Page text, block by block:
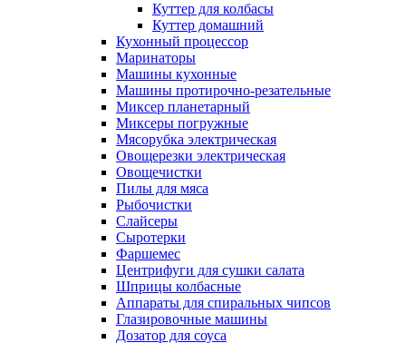
Куттер для колбасы
Куттер домашний
Кухонный процессор
Маринаторы
Машины кухонные
Машины протирочно-резательные
Миксер планетарный
Миксеры погружные
Мясорубка электрическая
Овощерезки электрическая
Овощечистки
Пилы для мяса
Рыбочистки
Слайсеры
Сыротерки
Фаршемес
Центрифуги для сушки салата
Шприцы колбасные
Аппараты для спиральных чипсов
Глазировочные машины
Дозатор для соуса